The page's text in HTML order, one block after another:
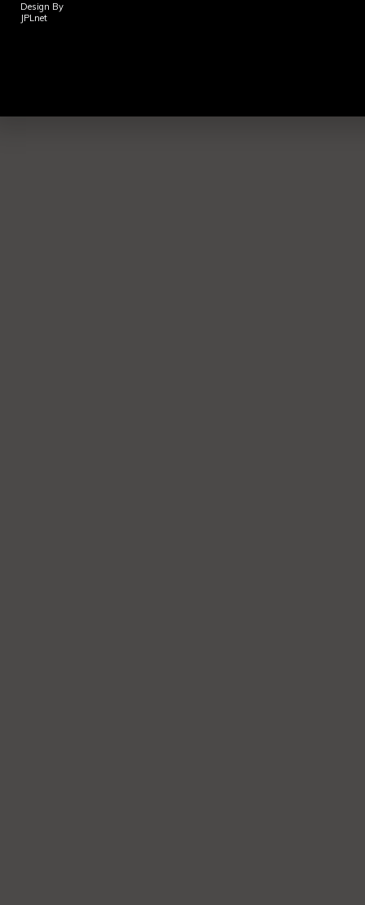
Design By
JPLnet